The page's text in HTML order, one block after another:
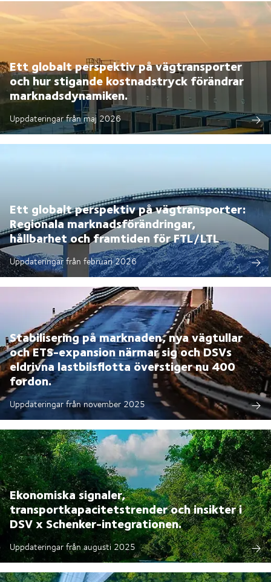
Ett globalt perspektiv på vägtransporter
och hur stigande kostnadstryck förändrar
marknadsdynamiken.
Uppdateringar från maj 2026
Ett globalt perspektiv på vägtransporter:
Regionala marknadsförändringar,
hållbarhet och framtiden för FTL/LTL
Uppdateringar från februari 2026
Stabilisering på marknaden, nya vägtullar
och ETS-expansion närmar sig och DSVs
eldrivna lastbilsflotta överstiger nu 400
fordon.
Uppdateringar från november 2025
Ekonomiska signaler,
transportkapacitetstrender och insikter i
DSV x Schenker-integrationen.
Uppdateringar från augusti 2025